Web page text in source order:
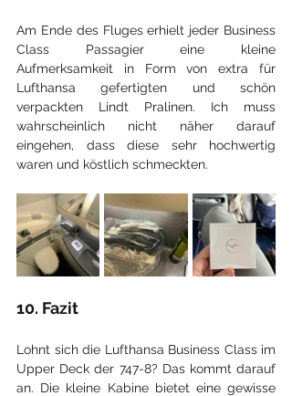
Am Ende des Fluges erhielt jeder Business
Class Passagier eine kleine
Aufmerksamkeit in Form von extra für
Lufthansa gefertigten und schön
verpackten Lindt Pralinen. Ich muss
wahrscheinlich nicht näher darauf
eingehen, dass diese sehr hochwertig
waren und köstlich schmeckten.
10. Fazit
Lohnt sich die Lufthansa Business Class im
Upper Deck der 747-8? Das kommt darauf
an. Die kleine Kabine bietet eine gewisse